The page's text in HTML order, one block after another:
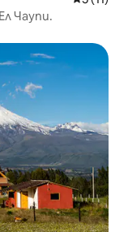
Чаупи.